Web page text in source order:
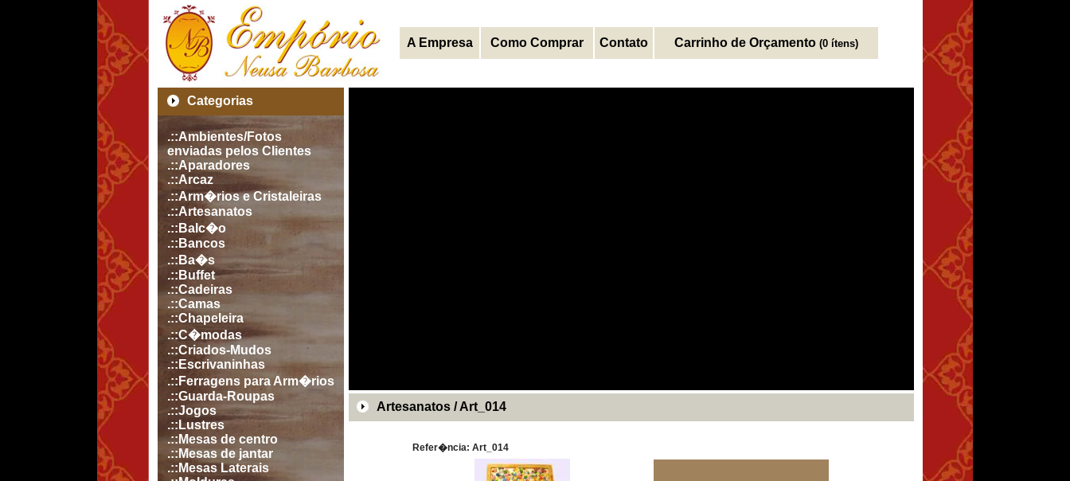
A Empresa Como Comprar Contato Carrinho de Orçamento (0 ítens)
Categorias
.::Ambientes/Fotos
enviadas pelos Clientes
.::Aparadores
.::Arcaz
.::Arm�rios e Cristaleiras
.::Artesanatos
.::Balc�o
.::Bancos
.::Ba�s
.::Buffet
.::Cadeiras
.::Camas
.::Chapeleira
.::C�modas
.::Criados-Mudos
.::Escrivaninhas
.::Ferragens para Arm�rios
.::Guarda-Roupas
.::Jogos
.::Lustres
.::Mesas de centro
.::Mesas de jantar
.::Mesas Laterais
Artesanatos / Art_014
Refer�ncia: Art_014